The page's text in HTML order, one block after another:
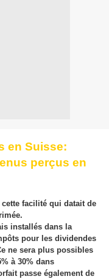
en Suisse:
perçus en
facilité qui datait de
installés dans la
pour les dividendes
ne sera plus possibles
à 30% dans
passe également de